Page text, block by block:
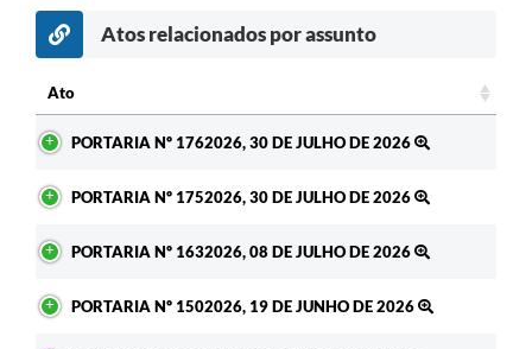
Atos relacionados por assunto
Ato
PORTARIA Nº 1762026, 30 DE JULHO DE 2026
PORTARIA Nº 1752026, 30 DE JULHO DE 2026
PORTARIA Nº 1632026, 08 DE JULHO DE 2026
PORTARIA Nº 1502026, 19 DE JUNHO DE 2026